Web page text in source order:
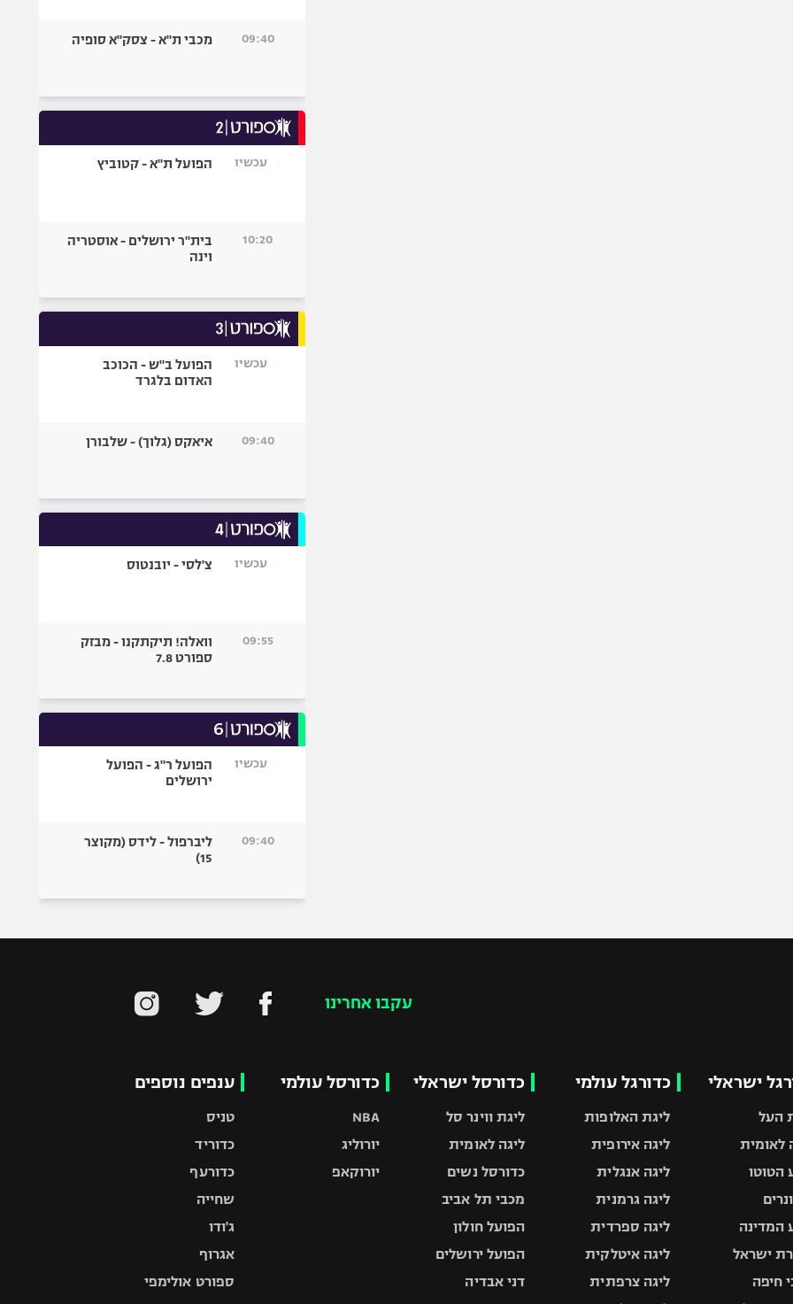
09:40 מכבי ת"א - צסק"א סופיה
עכשיו הפועל ת"א - קטוביץ
10:20
בית"ר ירושלים - אוסטריה
וינה
עכשיו
הפועל ב"ש - הכוכב
האדום בלגרד
09:40 איאקס (גלוך) - שלבורן
עכשיו צ'לסי - יובנטוס
09:55
וואלה! תיקתקנו - מבזק
ספורט 7.8
עכשיו
הפועל ר"ג - הפועל
ירושלים
09:40
ליברפול - לידס (מקוצר
15)
עקבו אחרינו
ישראלי
העל
לאומית
הטוטו
המדינה
ישראל
חיפה
כדורגל עולמי
ליגת האלופות
ליגה אירופית
ליגה אנגלית
ליגה גרמנית
ליגה ספרדית
ליגה איטלקית
ליגה צרפתית
כדורסל ישראלי
ליגת ווינר סל
ליגה לאומית
כדורסל נשים
מכבי תל אביב
הפועל חולון
הפועל ירושלים
דני אבדיה
כדורסל עולמי
NBA
יורוליג
יורוקאפ
ענפים נוספים
טניס
כדוריד
כדורעף
שחייה
ג'ודו
אגרוף
ספורט אולימפי